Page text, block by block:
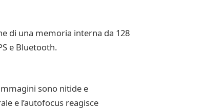
di una memoria interna da 128
e Bluetooth.
sono nitide e
e l’autofocus reagisce